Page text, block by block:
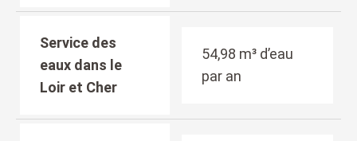
Service des
eaux dans le
Loir et Cher
54,98 m³ d’eau
par an